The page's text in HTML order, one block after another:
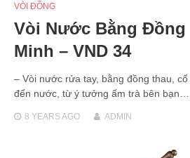
VÒI ĐỒNG
Vòi Nước Bằng Đồng
Minh – VND 34
– Vòi nước rửa tay, bằng đồng thau,
đến nước, từ ý tưởng ấm trà bên bạn…
8 YEARSAGO ADMIN